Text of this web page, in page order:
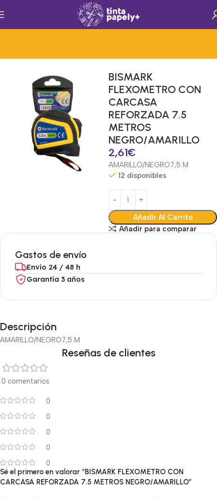
BISMARK
FLEXOMETRO CON
CARCASA
REFORZADA 7.5
METROS
NEGRO/AMARILLO
2,61€
AMARILLO/NEGRO7,5 M
12 disponibles
Añadir Al Carrito
Añadir para comparar
Gastos de envío
Envío 24 / 48 h
Garantía 3 años
Descripción
AMARILLO/NEGRO7,5 M
Reseñas de clientes
0 comentarios
0
0
0
0
0
Sé el primero en valorar “BISMARK FLEXOMETRO CON
CARCASA REFORZADA 7.5 METROS NEGRO/AMARILLO”